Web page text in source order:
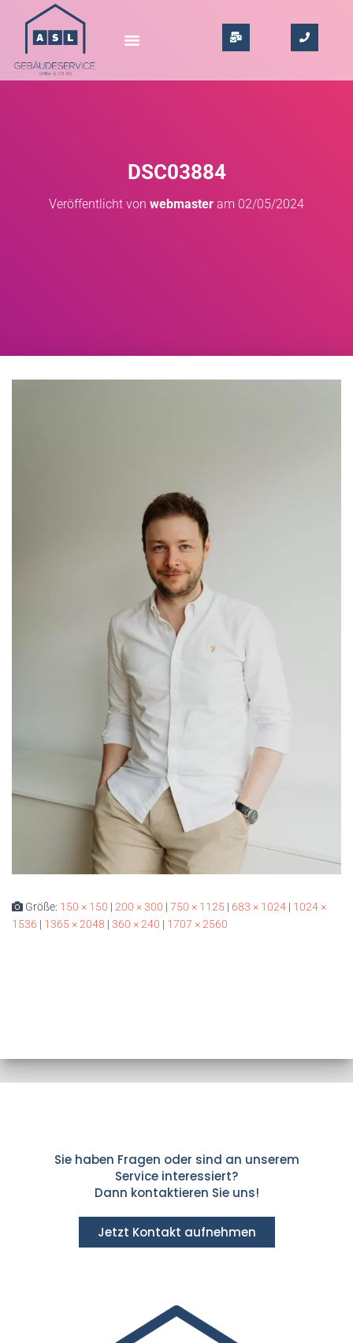
DSC03884
Veröffentlicht von webmaster am 02/05/2024
Größe: 150 × 150 | 200 × 300 | 750 × 1125 | 683 × 1024 | 1024 ×
1536 | 1365 × 2048 | 360 × 240 | 1707 × 2560
Sie haben Fragen oder sind an unserem
Service interessiert?
Dann kontaktieren Sie uns!
Jetzt Kontakt aufnehmen